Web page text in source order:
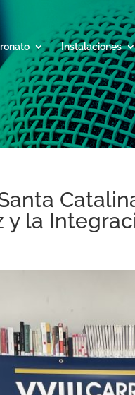
Instalaciones
y la